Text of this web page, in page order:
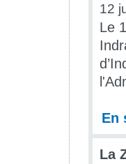
12
Le
En
La